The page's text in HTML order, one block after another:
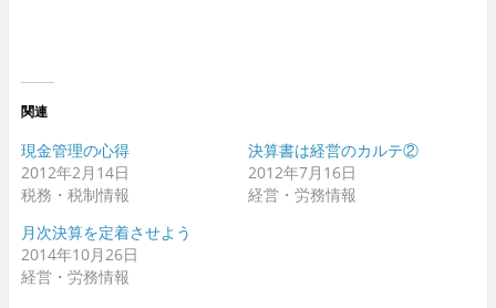
ド
ウ
で
開
き
す
)
ド
ウ
で
開
き
す
)
関連
現金管理の心得
2012年2月14日
税務・税制情報
決算書は経営のカルテ②
2012年7月16日
経営・労務情報
月次決算を定着させよう
2014年10月26日
経営・労務情報